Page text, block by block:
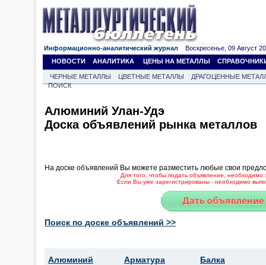
Информационно-аналитический журнал Воскресенье, 09 Август
НОВОСТИ
АНАЛИТИКА ЦЕНЫ НА МЕТАЛЛЫ
ЧЕРНЫЕ МЕТАЛЛЫ ЦВЕТНЫЕ МЕТАЛЛЫ
ДРАГОЦЕННЫЕ
ПОИСК
Алюминий Улан-Удэ
Доска объявлений рынка металлов
На доске объявлений Вы можете разместить любые свои
Для того, чтобы подать объявление, необходимо
Если Вы уже зарегистрированы - необходимо
Поиск по доске объявлений >>
Алюминий
Арматура
Балка